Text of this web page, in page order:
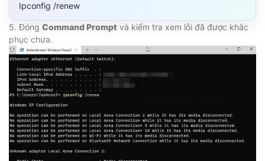
Ipconfig /renew
5. Đóng Command Prompt và kiểm tra xem lỗi đã được khắc
phục chưa.